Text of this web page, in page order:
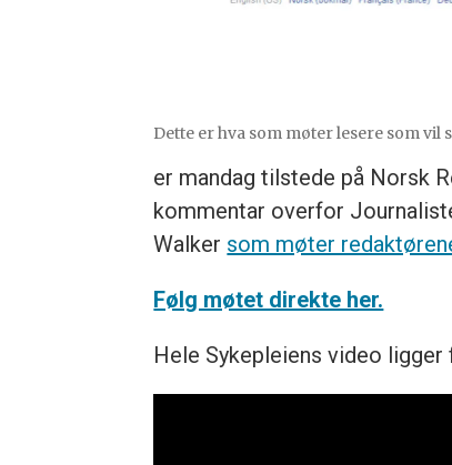
Dette er hva som møter lesere som vil
er mandag tilstede på Norsk
kommentar overfor
Walker som møter
Følg møtet direkte her.
Hele Sykepleiens video